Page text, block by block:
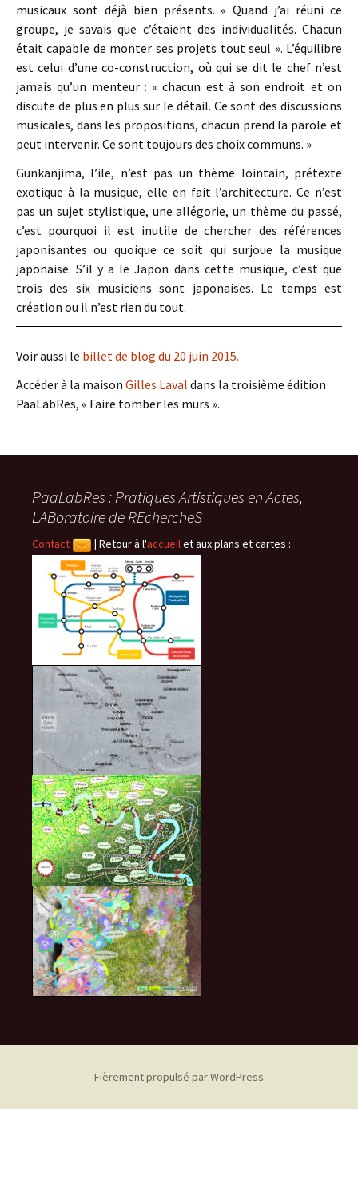
musicaux sont déjà bien présents. « Quand j’ai réuni ce
groupe, je savais que c’étaient des individualités. Chacun
était capable de monter ses projets tout seul ». L’équilibre
est celui d’une co-construction, où qui se dit le chef n’est
jamais qu’un menteur : « chacun est à son endroit et on
discute de plus en plus sur le détail. Ce sont des discussions
musicales, dans les propositions, chacun prend la parole et
peut intervenir. Ce sont toujours des choix communs. »
Gunkanjima, l’ile, n’est pas un thème lointain, prétexte
exotique à la musique, elle en fait l’architecture. Ce n’est
pas un sujet stylistique, une allégorie, un thème du passé,
c’est pourquoi il est inutile de chercher des références
japonisantes ou quoique ce soit qui surjoue la musique
japonaise. S’il y a le Japon dans cette musique, c’est que
trois des six musiciens sont japonaises. Le temps est
création ou il n’est rien du tout.
Voir aussi le billet de blog du 20 juin 2015.
Accéder à la maison Gilles Laval dans la troisième édition
PaaLabRes, « Faire tomber les murs ».
PaaLabRes : Pratiques Artistiques en Actes,
LABoratoire de REchercheS
Contact | Retour à l'accueil et aux plans et cartes :
Fièrement propulsé par WordPress